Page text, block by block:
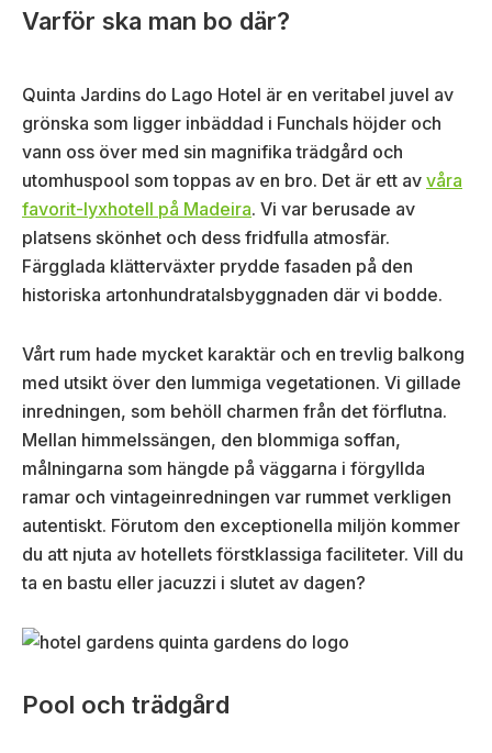
Varför ska man bo där?
Quinta Jardins do Lago Hotel är en veritabel juvel av
grönska som ligger inbäddad i Funchals höjder och
vann oss över med sin magnifika trädgård och
utomhuspool som toppas av en bro. Det är ett av våra
favorit-lyxhotell på Madeira. Vi var berusade av
platsens skönhet och dess fridfulla atmosfär.
Färgglada klätterväxter prydde fasaden på den
historiska artonhundratalsbyggnaden där vi bodde.
Vårt rum hade mycket karaktär och en trevlig balkong
med utsikt över den lummiga vegetationen. Vi gillade
inredningen, som behöll charmen från det förflutna.
Mellan himmelssängen, den blommiga soffan,
målningarna som hängde på väggarna i förgyllda
ramar och vintageinredningen var rummet verkligen
autentiskt. Förutom den exceptionella miljön kommer
du att njuta av hotellets förstklassiga faciliteter. Vill du
ta en bastu eller jacuzzi i slutet av dagen?
Pool och trädgård